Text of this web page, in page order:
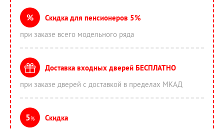
%
Скидка для пенсионеров 5%
при заказе всего модельного ряда
Доставка входных дверей БЕСПЛАТНО
при заказе дверей с доставкой в пределах МКАД
5%
Скидка